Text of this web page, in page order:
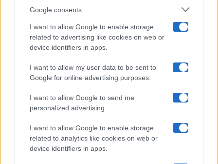
Google consents
I want to allow Google to enable storage
related to advertising like cookies on web or
device identifiers in apps.
I want to allow my user data to be sent to
Google for online advertising purposes.
I want to allow Google to send me
personalized advertising.
I want to allow Google to enable storage
related to analytics like cookies on web or
device identifiers in apps.
Uomini E Donne
Maste S.r.l.
Chi siamo
Collabora con noi
Contatti